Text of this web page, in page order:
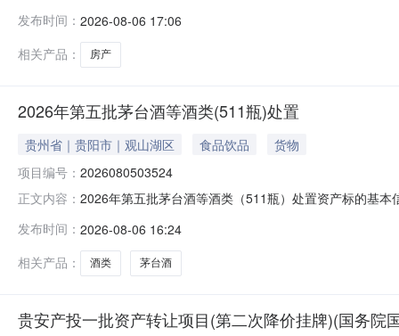
上报名否一、简况基本情况名称：注册地（地址）：法
发布时间： 2026-08-06 17:06
相关产品：
房产
2026年第五批茅台酒等酒类(511瓶)处置
贵州省｜贵阳市｜观山湖区 食品饮品
货物
项目编号： 2026080503524
正文内容： 2026年第五批茅台酒等酒类（511瓶）处置资产标的基
其他资产描述标的按现状转让，意向受让方现场踏勘自
发布时间： 2026-08-06 16:24
相关产品：
酒类 茅台酒
贵安产投一批资产转让项目(第二次降价挂牌)(国务院